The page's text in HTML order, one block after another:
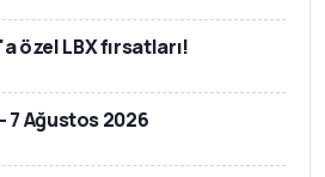
özel LBX fırsatları!
7 Ağustos 2026